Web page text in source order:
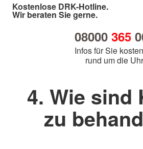
Kostenlose DRK-Hotline.
Wir beraten Sie gerne.
08000 365
Infos für Sie
rund um die Uhr
4. Wie sind
zu